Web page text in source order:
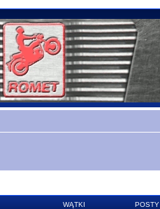
WĄTKI POSTY